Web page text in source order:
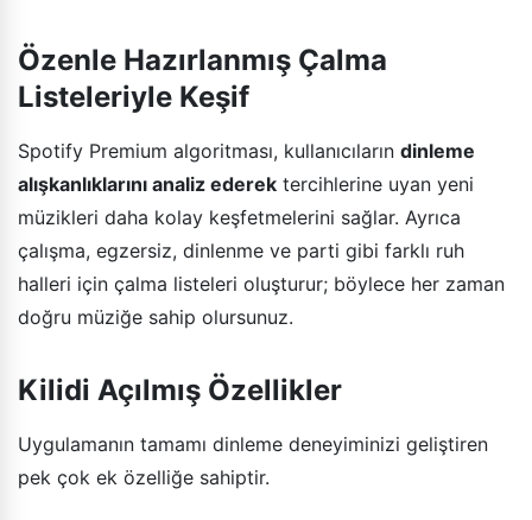
Özenle Hazırlanmış Çalma
Listeleriyle Keşif
Spotify Premium algoritması, kullanıcıların dinleme
alışkanlıklarını analiz ederek tercihlerine uyan yeni
müzikleri daha kolay keşfetmelerini sağlar. Ayrıca
çalışma, egzersiz, dinlenme ve parti gibi farklı ruh
halleri için çalma listeleri oluşturur; böylece her zaman
doğru müziğe sahip olursunuz.
Kilidi Açılmış Özellikler
Uygulamanın tamamı dinleme deneyiminizi geliştiren
pek çok ek özelliğe sahiptir.